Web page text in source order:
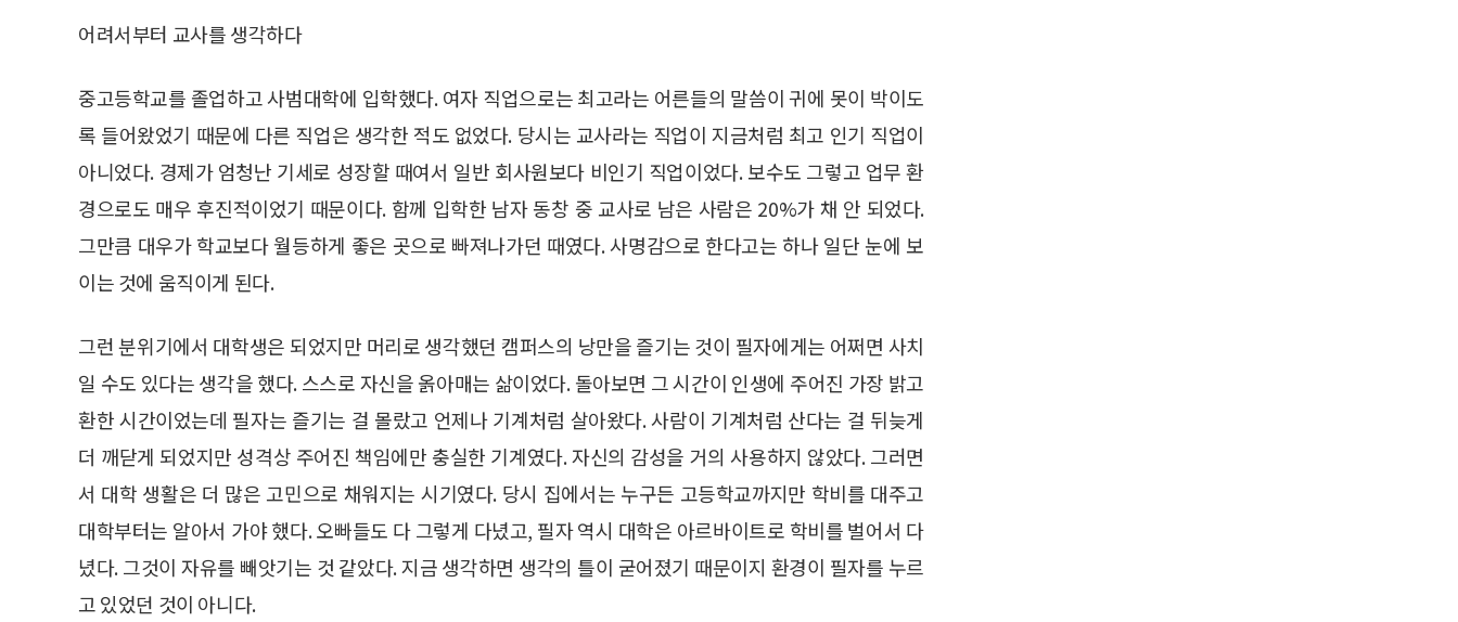
어려서부터 교사를 생각하다
중고등학교를 졸업하고 사범대학에 입학했다. 여자 직업으로는 최고라는 어른들의 말씀이 귀에 못이 박이도
록 들어왔었기 때문에 다른 직업은 생각한 적도 없었다. 당시는 교사라는 직업이 지금처럼 최고 인기 직업이
아니었다. 경제가 엄청난 기세로 성장할 때여서 일반 회사원보다 비인기 직업이었다. 보수도 그렇고 업무 환
경으로도 매우 후진적이었기 때문이다. 함께 입학한 남자 동창 중 교사로 남은 사람은 20%가 채 안 되었다.
그만큼 대우가 학교보다 월등하게 좋은 곳으로 빠져나가던 때였다. 사명감으로 한다고는 하나 일단 눈에 보
이는 것에 움직이게 된다.
그런 분위기에서 대학생은 되었지만 머리로 생각했던 캠퍼스의 낭만을 즐기는 것이 필자에게는 어쩌면 사치
일 수도 있다는 생각을 했다. 스스로 자신을 옭아매는 삶이었다. 돌아보면 그 시간이 인생에 주어진 가장 밝고
환한 시간이었는데 필자는 즐기는 걸 몰랐고 언제나 기계처럼 살아왔다. 사람이 기계처럼 산다는 걸 뒤늦게
더 깨닫게 되었지만 성격상 주어진 책임에만 충실한 기계였다. 자신의 감성을 거의 사용하지 않았다. 그러면
서 대학 생활은 더 많은 고민으로 채워지는 시기였다. 당시 집에서는 누구든 고등학교까지만 학비를 대주고
대학부터는 알아서 가야 했다. 오빠들도 다 그렇게 다녔고, 필자 역시 대학은 아르바이트로 학비를 벌어서 다
녔다. 그것이 자유를 빼앗기는 것 같았다. 지금 생각하면 생각의 틀이 굳어졌기 때문이지 환경이 필자를 누르
고 있었던 것이 아니다.